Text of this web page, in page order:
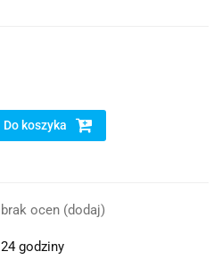
Do koszyka
brak ocen (dodaj)
24 godziny